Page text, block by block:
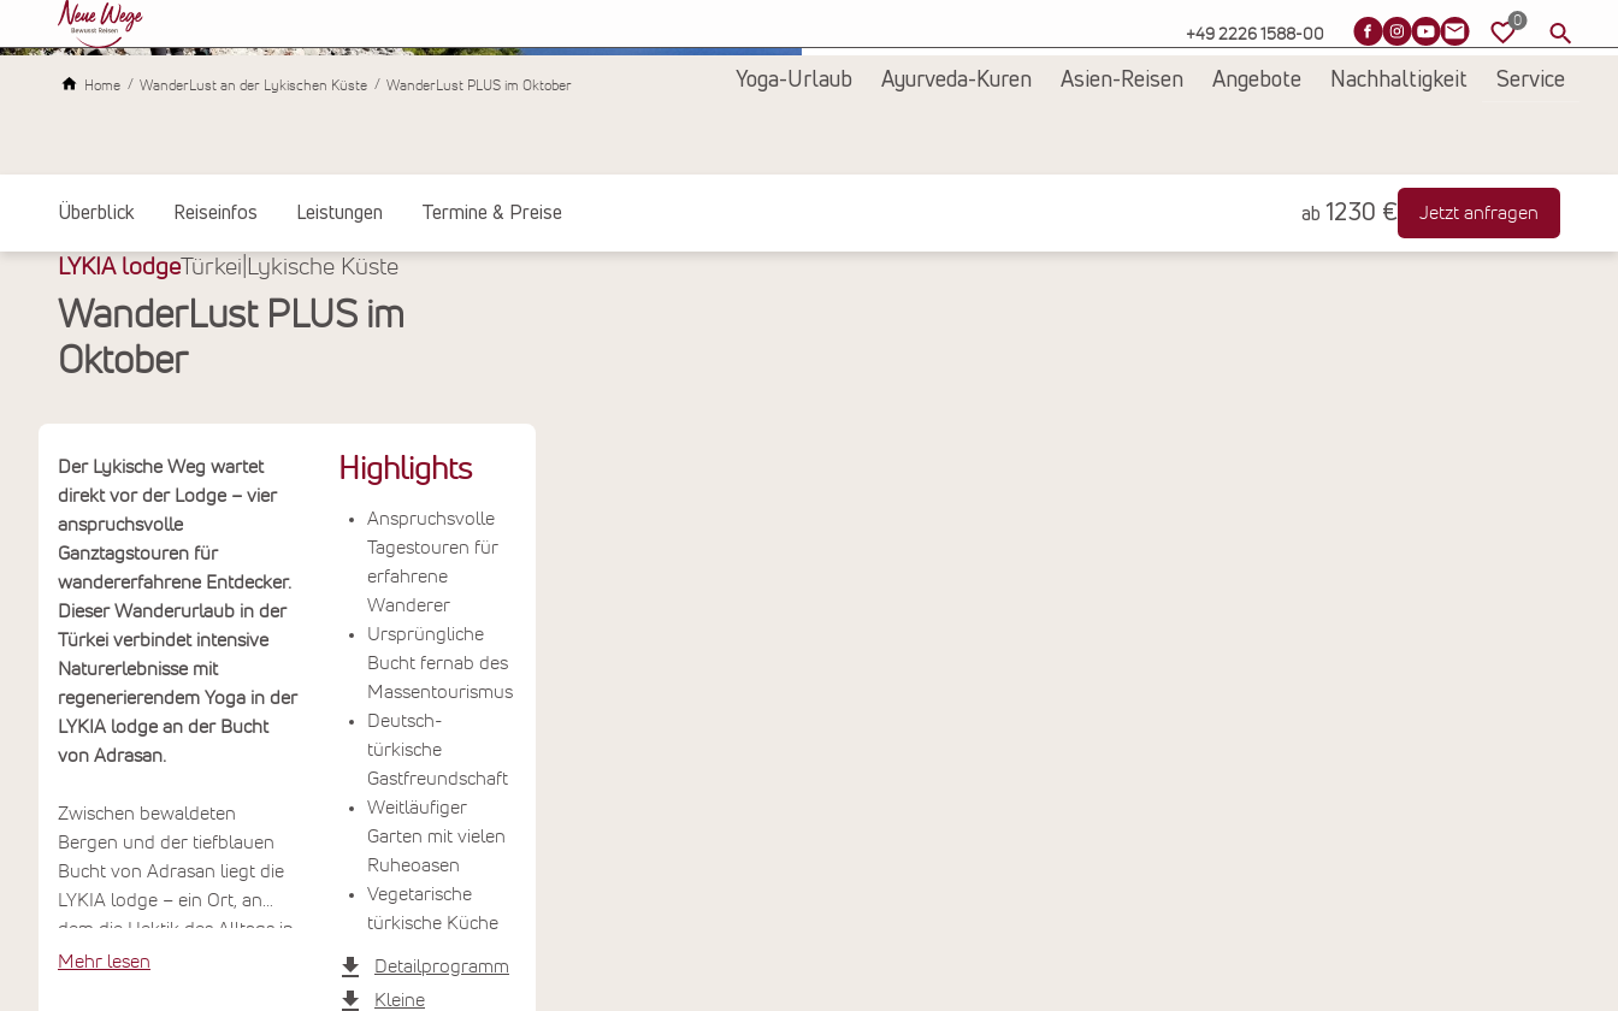
+49 2226 1588-00
Yoga-Urlaub Ayurveda-Kuren Asien-Reisen Angebote Nachhaltigkeit Service
Home WanderLust an der Lykischen Küste WanderLust PLUS im Oktober
Überblick Reiseinfos Leistungen Termine & Preise ab 1230 € Jetzt anfragen
LYKIA lodge Türkei Lykische Küste
WanderLust PLUS im
Oktober
Highlights
Anspruchsvolle
Tagestouren für
erfahrene
Wanderer
Ursprüngliche
Bucht fernab des
Massentourismus
Deutsch-
türkische
Gastfreundschaft
Weitläufiger
Garten mit vielen
Ruheoasen
Vegetarische
türkische Küche
Detailprogramm
Kleine
Der Lykische Weg wartet
direkt vor der Lodge – vier
anspruchsvolle
Ganztagstouren für
wandererfahrene Entdecker.
Dieser Wanderurlaub in der
Türkei verbindet intensive
Naturerlebnisse mit
regenerierendem Yoga in der
LYKIA lodge an der Bucht
von Adrasan.
Zwischen bewaldeten
Bergen und der tiefblauen
Bucht von Adrasan liegt die
LYKIA lodge – ein Ort, an
dem die Hektik des Alltags in
weite Ferne rückt. Hier finden
Mehr lesen